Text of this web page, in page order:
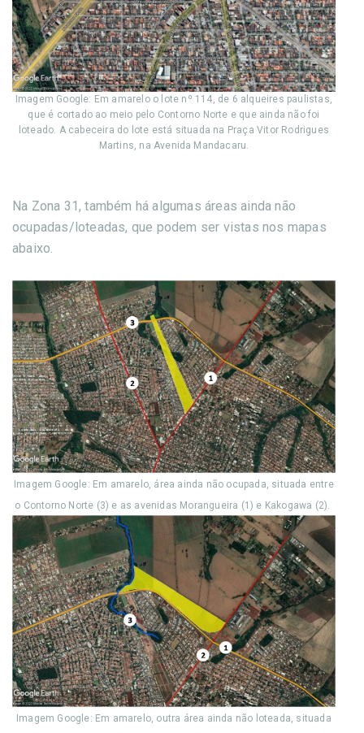
Imagem Google: Em amarelo o lote nº 114, de 6 alqueires paulistas,
que é cortado ao meio pelo Contorno Norte e que ainda não foi
loteado. A cabeceira do lote está situada na Praça Vitor Rodrigues
Martins, na Avenida Mandacaru.
Na Zona 31, também há algumas áreas ainda não
ocupadas/loteadas, que podem ser vistas nos mapas
abaixo.
Imagem Google: Em amarelo, área ainda não ocupada, situada entre
o Contorno Norte (3) e as avenidas Morangueira (1) e Kakogawa (2).
Imagem Google: Em amarelo, outra área ainda não loteada, situada